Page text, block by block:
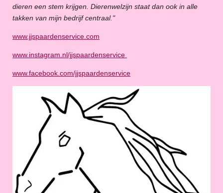
dieren een stem krijgen. Dierenwelzijn staat dan ook in alle
takken van mijn bedrijf centraal."
www.jjspaardenservice.com
www.instagram.nl/jjspaardenservice
www.facebook.com/jjspaardenservice